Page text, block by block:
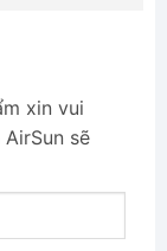
xin vui
sẽ